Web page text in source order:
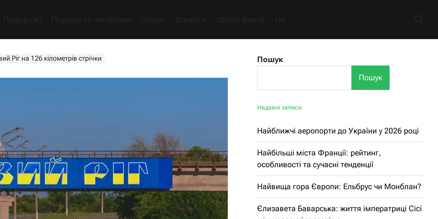
Ріг на 126 кілометрів стрічки
Пошук
Пошук
Недавні записи
Найближчі аеропорти до України у 2026 році
Найбільші міста Франції: рейтинг,
особливості та сучасні тенденції
Найвища гора Європи: Ельбрус чи Монблан?
Єлизавета Баварська: життя імператриці Сісі